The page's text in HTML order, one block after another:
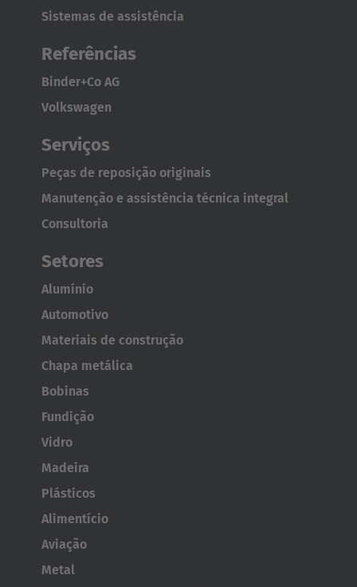
Français Deutsch
Österreich
Deutsch
Polska
Türkiye
Türkçe
English Neutral
AMERICA
Brasil
Sistemas de assistência
Referências
Binder+Co AG
Volkswagen
Serviços
Peças de reposição originais
Manutenção e assistência técnica integral
Consultoria
Setores
Alumínio
Automotivo
Materiais de construção
Chapa metálica
Bobinas
Fundição
Vidro
Madeira
Plásticos
Alimentício
Aviação
Metal